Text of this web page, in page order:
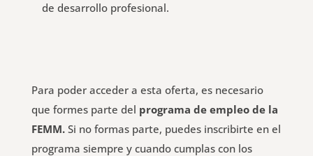
de desarrollo profesional.
Para poder acceder a esta oferta, es necesario
que formes parte del programa de empleo de la
FEMM.Si no formas parte, puedes inscribirte en el
programa siempre y cuando cumplas con los